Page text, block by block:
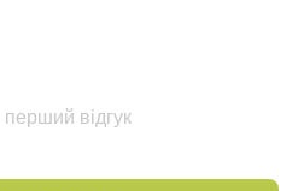
відгук